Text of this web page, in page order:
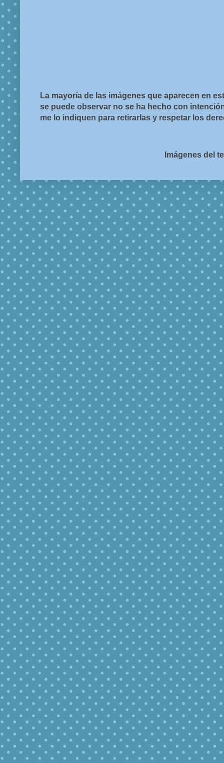
La mayoría de las imágenes que aparecen en
se puede observar no se ha hecho con
me lo indiquen para retirarlas y respetar los
Imágenes del